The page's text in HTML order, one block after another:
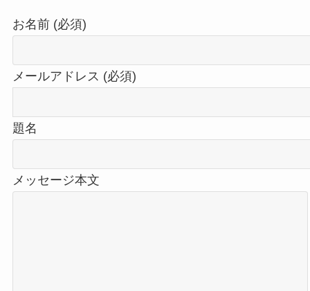
お名前 (必須)
メールアドレス (必須)
題名
メッセージ本文